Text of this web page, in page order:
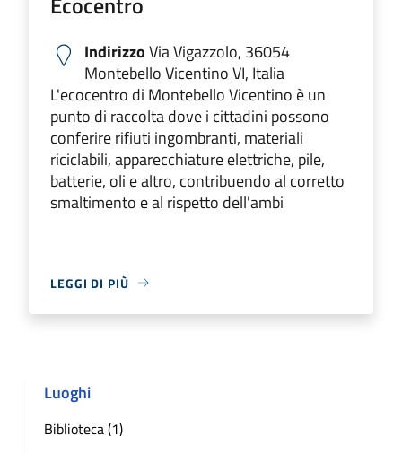
IndirizzoVia Vigazzolo, 36054
Montebello Vicentino VI, Italia
L'ecocentro di Montebello Vicentino è un
punto di raccolta dove i cittadini possono
conferire rifiuti ingombranti, materiali
riciclabili, apparecchiature elettriche, pile,
batterie, oli e altro, contribuendo al corretto
smaltimento e al rispetto dell'ambi
LEGGI DI PIÙ
Luoghi
Biblioteca (1)